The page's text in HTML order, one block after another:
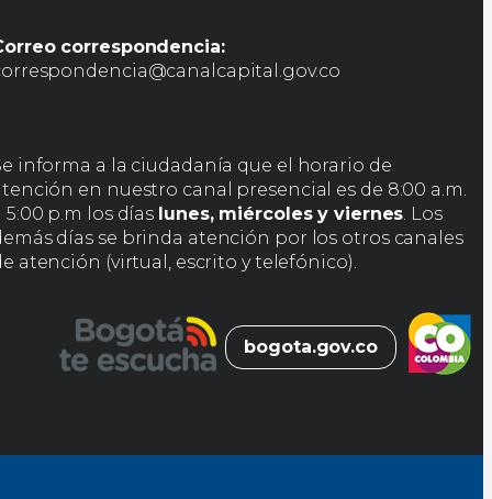
correspondencia:
informa a la ciudadanía que el horario de
en nuestro canal presencial es de 8:00 a.m.
5:00 p.m los días lunes, miércoles y viernes. Los
días se brinda atención por los otros canales
atención (virtual, escrito y telefónico).
bogota.gov.co